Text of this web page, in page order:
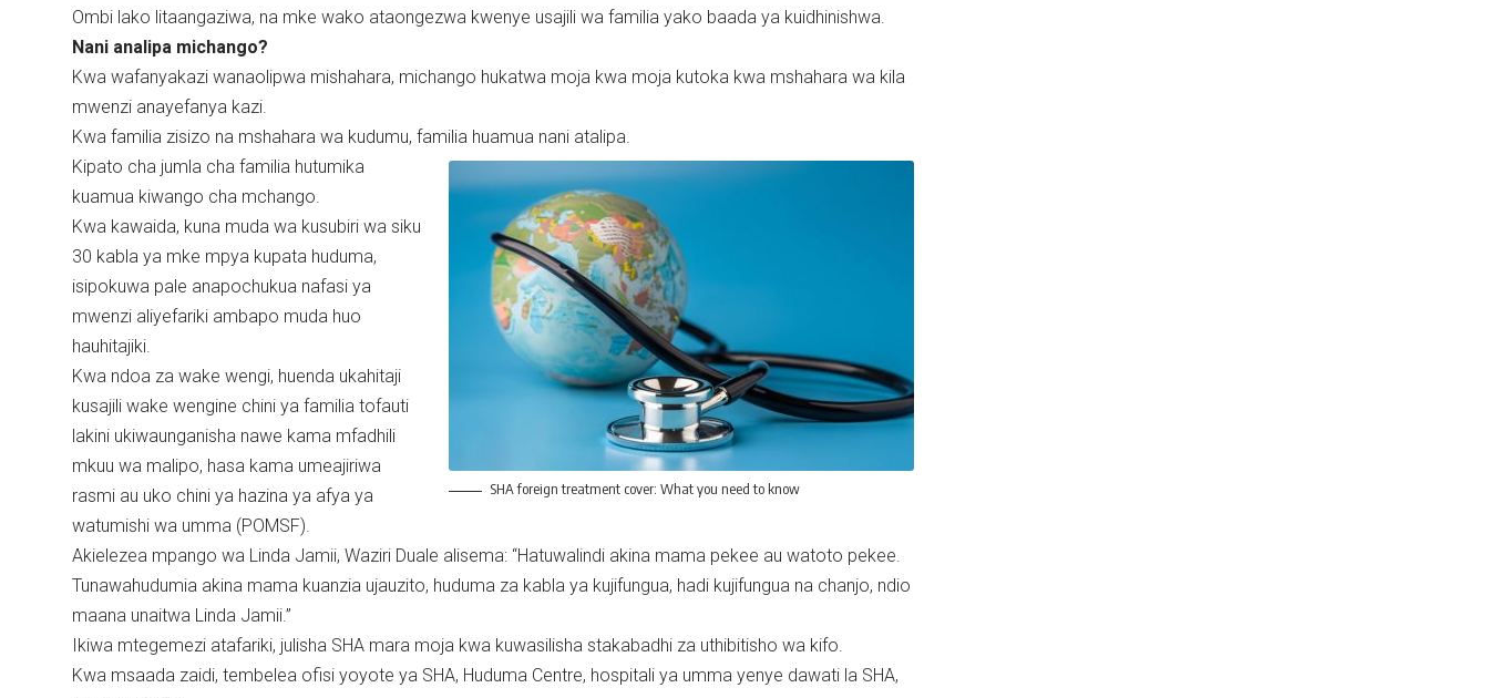
Ombi lako litaangaziwa, na mke wako ataongezwa kwenye usajili wa familia yako baada ya kuidhinishwa.
Nani analipa michango?
Kwa wafanyakazi wanaolipwa mishahara, michango hukatwa moja kwa moja kutoka kwa mshahara wa kila
mwenzi anayefanya kazi.
Kwa familia zisizo na mshahara wa kudumu, familia huamua nani atalipa.
SHA foreign treatment cover: What you need to know
Kipato cha jumla cha familia hutumika
kuamua kiwango cha mchango.
Kwa kawaida, kuna muda wa kusubiri wa siku
30 kabla ya mke mpya kupata huduma,
isipokuwa pale anapochukua nafasi ya
mwenzi aliyefariki ambapo muda huo
hauhitajiki.
Kwa ndoa za wake wengi, huenda ukahitaji
kusajili wake wengine chini ya familia tofauti
lakini ukiwaunganisha nawe kama mfadhili
mkuu wa malipo, hasa kama umeajiriwa
rasmi au uko chini ya hazina ya afya ya
watumishi wa umma (POMSF).
Akielezea mpango wa Linda Jamii, Waziri Duale alisema: “Hatuwalindi akina mama pekee au watoto pekee.
Tunawahudumia akina mama kuanzia ujauzito, huduma za kabla ya kujifungua, hadi kujifungua na chanjo, ndio
maana unaitwa Linda Jamii.”
Ikiwa mtegemezi atafariki, julisha SHA mara moja kwa kuwasilisha stakabadhi za uthibitisho wa kifo.
Kwa msaada zaidi, tembelea ofisi yoyote ya SHA, Huduma Centre, hospitali ya umma yenye dawati la SHA,